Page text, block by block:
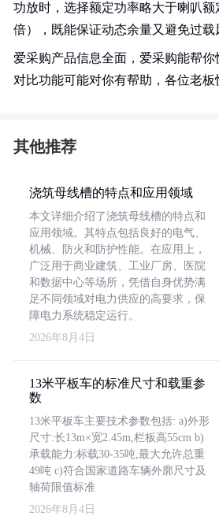
功放时，选择额定功率略大于喇叭额
倍），既能保证动态余量又避免过载
爱采购产品信息全面，爱采购能帮
对比功能可能对你有帮助，各位老板
其他推荐
浇筑母线槽的特点和应用领域
本文详细介绍了浇筑母线槽的特点和
应用领域。其特点包括良好的电气、
机械、防火和防护性能。在应用上，
广泛用于商业建筑、工业厂房、医院
和数据中心等场所，凭借自身优势满
足不同领域对电力供应的高要求，保
障电力系统稳定运行。
2026年8月4日
13米平板车的标准尺寸和载重参
数
13米平板车主要技术参数包括: a)外形
尺寸:长13m×宽2.45m,栏板高55cm b)
承载能力:标载30-35吨,最大允许总重
49吨 c)符合国家道路车辆外廓尺寸及
轴荷限值标准
2026年8月4日